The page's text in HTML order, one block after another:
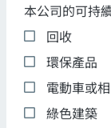
本公司的可持
回收
環保產品
電動車或
綠色建築